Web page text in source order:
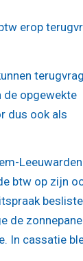
erop
de opgewekte
dus ook als
btw op zijn
de
In cassatie